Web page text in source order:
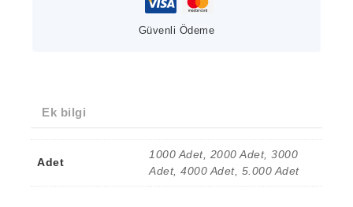
Güvenli Ödeme
Ek bilgi
Adet
1000 Adet, 2000 Adet, 3000
Adet, 4000 Adet, 5.000 Adet